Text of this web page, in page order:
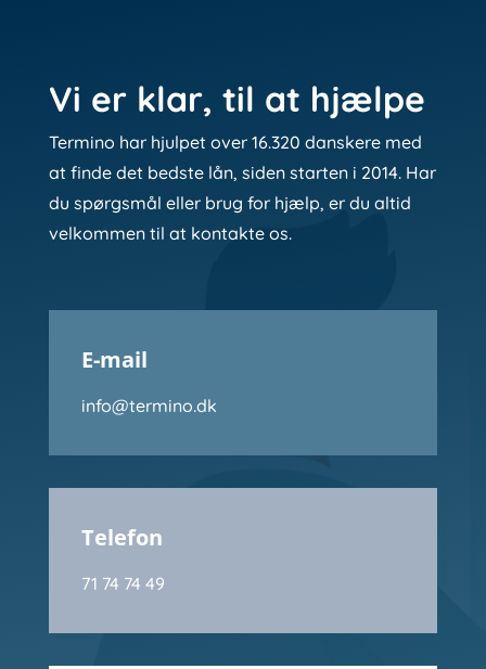
Vi er klar, til at hjælpe
Termino har hjulpet over 16.320 danskere med
at finde det bedste lån, siden starten i 2014. Har
du spørgsmål eller brug for hjælp, er du altid
velkommen til at kontakte os.
E-mail
info@termino.dk
Telefon
71 74 74 49